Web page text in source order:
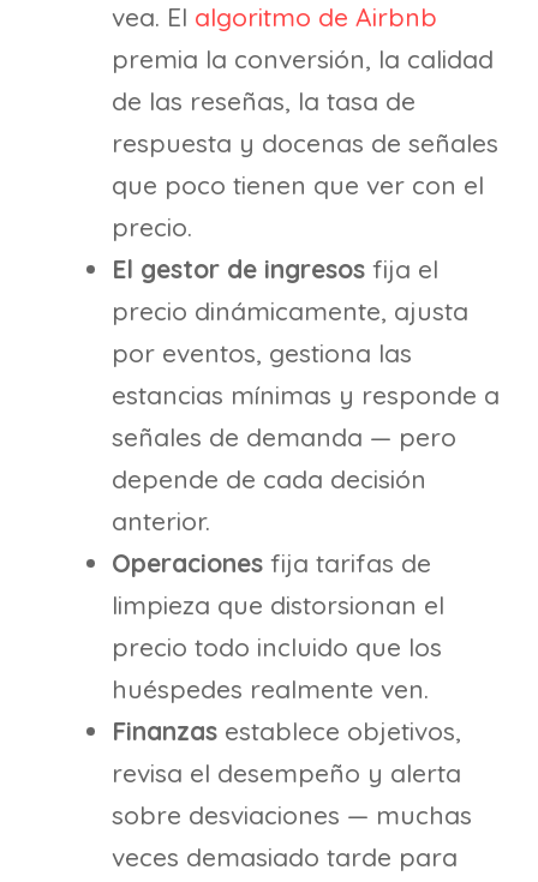
vea. El algoritmo de Airbnb
premia la conversión, la calidad
de las reseñas, la tasa de
respuesta y docenas de señales
que poco tienen que ver con el
precio.
El gestor de ingresos fija el
precio dinámicamente, ajusta
por eventos, gestiona las
estancias mínimas y responde a
señales de demanda — pero
depende de cada decisión
anterior.
Operaciones fija tarifas de
limpieza que distorsionan el
precio todo incluido que los
huéspedes realmente ven.
Finanzas establece objetivos,
revisa el desempeño y alerta
sobre desviaciones — muchas
veces demasiado tarde para